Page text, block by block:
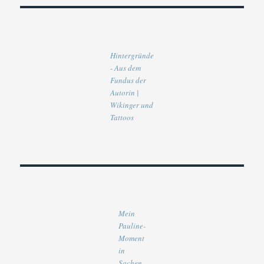
Hintergründe
- Aus dem
Fundus der
Autorin |
Wikinger und
Tattoos
Mein
Pauline-
Moment
in